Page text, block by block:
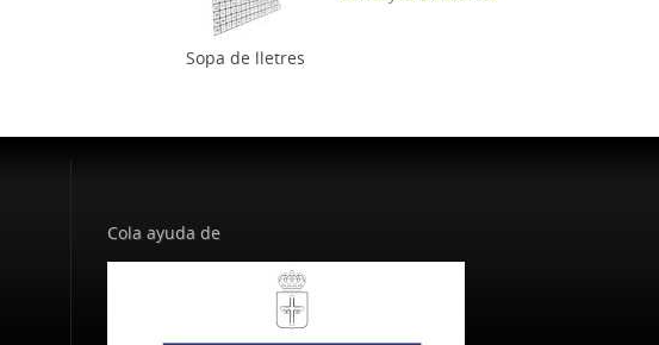
Sopa de lletres
Cola ayuda de